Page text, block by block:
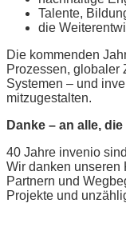
Talente,
die
Die kommenden
Prozessen, globaler
Systemen – und
mitzugestalten.
Danke – an alle,
40 Jahre invenio
Wir danken unseren
Partnern und
Projekte und